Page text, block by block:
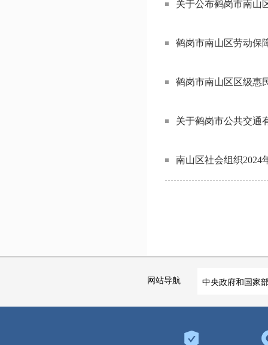
关于公布鹤岗市南山
鹤岗市南山区劳动保
鹤岗市南山区区级惠
关于鹤岗市公共交通
南山区社会组织2024
网站导航 中央政府和国家